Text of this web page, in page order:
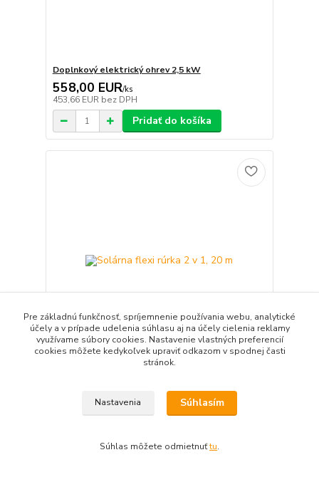
Doplnkový elektrický ohrev 2,5 kW
558,00 EUR/ks
453,66 EUR bez DPH
Pridať do košíka
468,29 EURbez DPH
Pre základnú funkčnosť, spríjemnenie používania webu, analytické
účely a v prípade udelenia súhlasu aj na účely cielenia reklamy
využívame súbory cookies. Nastavenie vlastných preferencií
cookies môžete kedykoľvek upraviť odkazom v spodnej časti
stránok.
Nastavenia Súhlasím
Súhlas môžete odmietnuťtu.